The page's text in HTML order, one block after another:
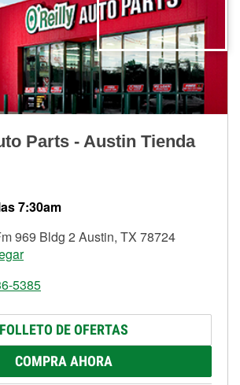
Parts - Austin Tienda
7:30am
969 Bldg 2 Austin, TX 78724
5385
FOLLETO DE OFERTAS
COMPRA AHORA